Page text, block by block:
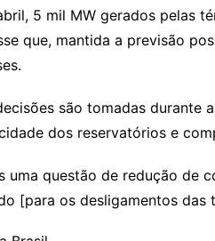
5 mil MW gerados pelas
que, mantida a previsão
são tomadas
dos reservatórios e
uma questão de redução de
[para os desligamentos das